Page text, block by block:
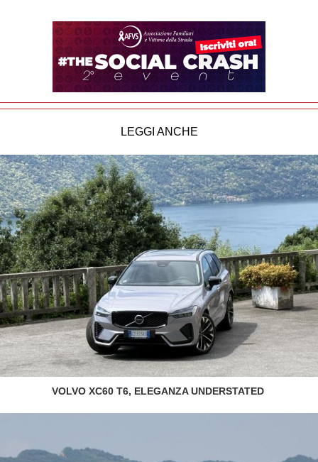
LEGGI ANCHE
VOLVO XC60 T6, ELEGANZA UNDERSTATED